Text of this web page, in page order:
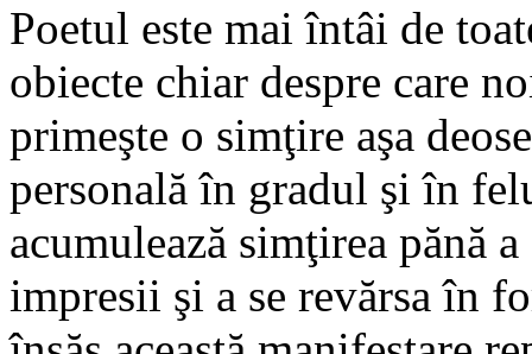
Poetul este mai întâi de
obiecte chiar despre care
primeşte o simţire aşa
personală în gradul şi în
acumulează simţirea pănă
impresii şi a se revărsa în